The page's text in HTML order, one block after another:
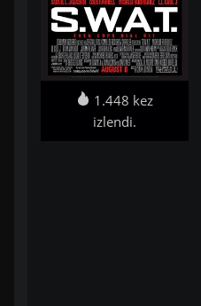
1.448 kez
izlendi.